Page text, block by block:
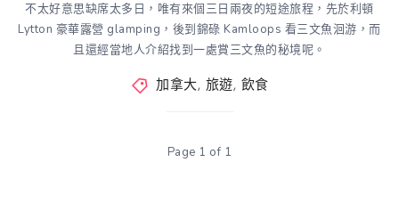
不太好意思缺席太多日，唯有來個三日兩夜的短途旅程，先於利頓
Lytton 豪華露營 glamping，後到錦碌 Kamloops 看三文魚洄游，而
且還經當地人介紹找到一處賞三文魚的秘境呢。
加拿大, 旅遊, 飲食
Page 1 of 1